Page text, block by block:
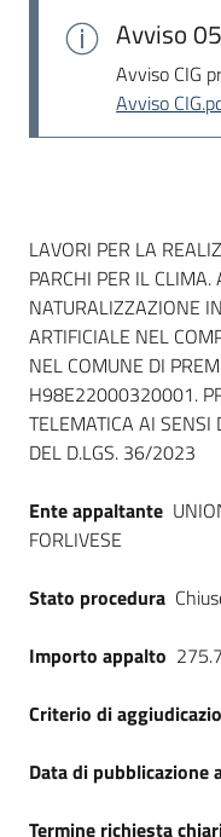
Piattaforme
telematiche
English
site
Seguici
su
Avviso
Avviso CIG
Avviso
Dati del bando
LAVORI PER LA
PARCHI PER IL
NATURALIZZAZIONE
ARTIFICIALE NEL
NEL COMUNE DI
H98E22000320001.
TELEMATICA AI SENSI
DEL D.LGS. 36/2023
Ente appaltante
FORLIVESE
Stato procedura
Importo appalto
Criterio di
Data di pubblicazione
Termine richiesta